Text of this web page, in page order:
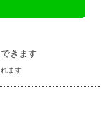
きます
ます